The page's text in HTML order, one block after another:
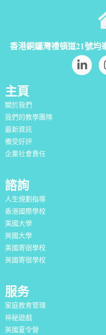
香港銅鑼灣禮頓道21號均
主頁
關於我們
我們的教學團隊
最新資訊
備受好評
企業社會責任
諮詢
人生規劃指導
香港國際學校
美國大學
英國大學
美國寄宿學校
英國寄宿學校
服务
家庭教育管理
神秘遊戲
英國夏令營